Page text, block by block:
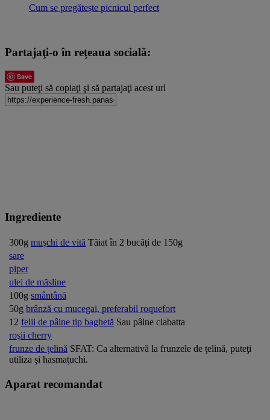
Cum se pregătește picnicul perfect
Partajaţi-o în reţeaua socială:
Save
Sau puteţi să copiaţi şi să partajaţi acest url
Ingrediente
300g muşchi de vită Tăiat în 2 bucăţi de 150g
sare
piper
ulei de măsline
100g smântână
50g brânză cu mucegai, preferabil roquefort
12 felii de pâine tip baghetă Sau pâine ciabatta
roşii cherry
frunze de ţelină SFAT: Ca alternativă la frunzele de ţelină, puteţi
utiliza şi hasmaţuchi.
Aparat recomandat